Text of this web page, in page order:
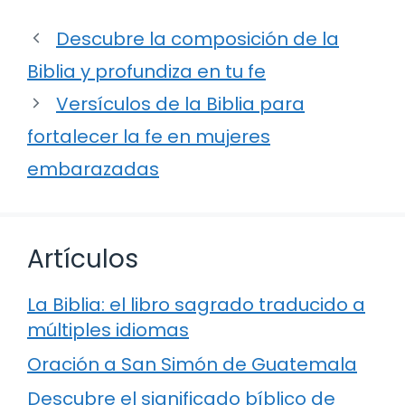
Descubre la composición de la
Biblia y profundiza en tu fe
Versículos de la Biblia para
fortalecer la fe en mujeres
embarazadas
Artículos
La Biblia: el libro sagrado traducido a
múltiples idiomas
Oración a San Simón de Guatemala
Descubre el significado bíblico de